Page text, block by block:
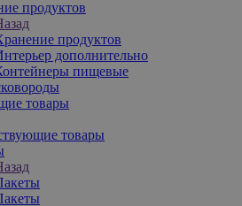
продуктов
продуктов
дополнительно
пищевые
товары
товары